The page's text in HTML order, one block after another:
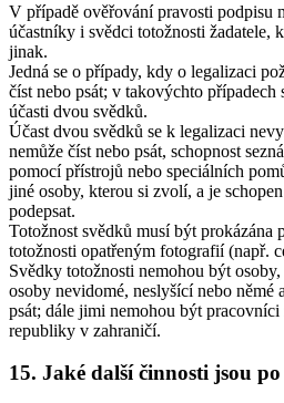
V případě ověřování pravosti podpisu
účastníky i svědci totožnosti žadatele,
jinak.
Jedná se o případy, kdy o legalizaci
číst nebo psát; v takovýchto případech
účasti dvou svědků.
Účast dvou svědků se k legalizaci
nemůže číst nebo psát, schopnost
pomocí přístrojů nebo speciálních
jiné osoby, kterou si zvolí, a je
podepsat.
Totožnost svědků musí být prokázána
totožnosti opatřeným fotografií (např.
Svědky totožnosti nemohou být
osoby nevidomé, neslyšící nebo němé
psát; dále jimi nemohou být pracovníci
republiky v zahraničí.
15. Jaké další činnosti jsou